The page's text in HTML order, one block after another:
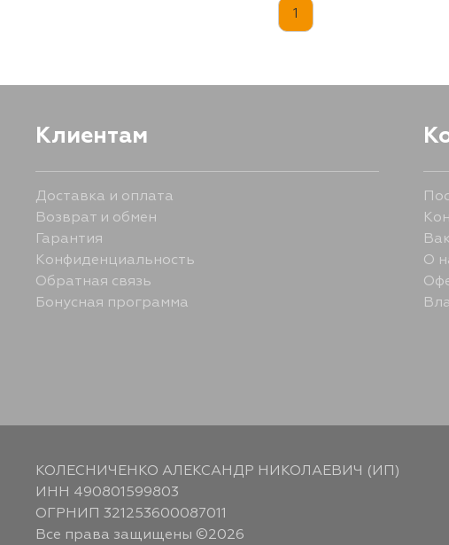
1
Клиентам
Доставка и оплата
Возврат и обмен
Гарантия
Конфиденциальность
Обратная связь
Бонусная программа
О
КОЛЕСНИЧЕНКО АЛЕКСАНДР НИКОЛАЕВИЧ (ИП)
ИНН 490801599803
ОГРНИП 321253600087011
Все права защищены ©2026